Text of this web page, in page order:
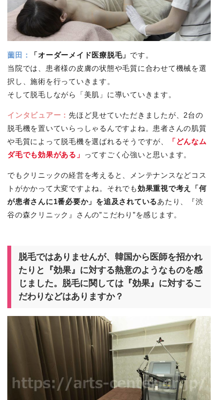
薗田： 「オーダーメイド医療脱毛」 です。
当院では、患者様の皮膚の状態や毛質に合わせて機械を選
択し、施術を行っていきます。
そして脱毛しながら「美肌」に導いていきます。
インタビュアー： 先ほど見せていただきましたが、2台の
脱毛機を置いていらっしゃるんですよね。患者さんの肌質
や毛質によって脱毛機を選ばれるそうですが、
「どんなム
ダ毛でも効果がある」
ってすごく心強いと思います。
でもクリニックの経営を考えると、メンテナンスなどコス
トがかかって大変ですよね。それでも効果重視で考え「何
が患者さんに1番必要か」を追及されているあたり、『渋
谷の森クリニック』さんの”こだわり”を感じます。
脱毛ではありませんが、韓国から医師を招かれ
たりと『効果』に対する熱意のようなものを感
じました。脱毛に関しては『効果』に対するこ
だわりなどはありますか？